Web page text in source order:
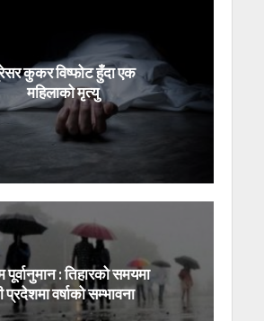
कुकर विष्फोट हुँदा एक
महिलाको मृत्यु
पूर्वानुमान : तिहारको समयमा
प्रदेशमा वर्षाको सम्भावना